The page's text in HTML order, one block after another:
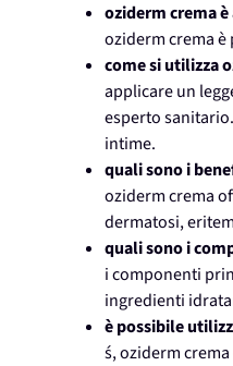
oziderm crema
oziderm crema
come si utilizza
applicare un
esperto
intime.
quali sono i
oziderm crema
dermatosi,
quali sono i
i componenti
ingredienti
è possibile
ś, oziderm